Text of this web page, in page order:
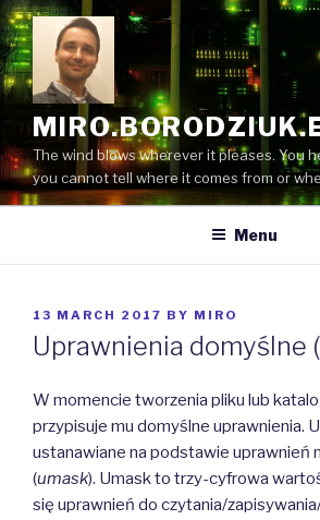
Skip
to
content
The wind blows wherever it pleases. You
you cannot tell where it comes from or
Menu
POSTED
ON
13 MARCH 2017 BY MIRO
Uprawnienia domyślne
W momencie tworzenia pliku lub
przypisuje mu domyślne uprawnienia.
ustanawiane na podstawie uprawnień
(umask). Umask to trzy-cyfrowa
się uprawnień do czytania/